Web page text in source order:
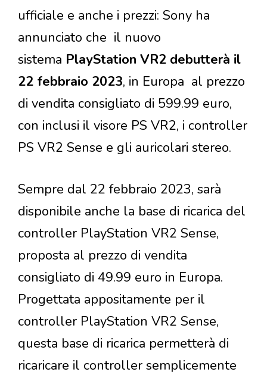
ufficiale e anche i prezzi: Sony ha
annunciato che il nuovo
sistema PlayStation VR2 debutterà il
22 febbraio 2023, in Europa al prezzo
di vendita consigliato di 599.99 euro,
con inclusi il visore PS VR2, i controller
PS VR2 Sense e gli auricolari stereo.
Sempre dal 22 febbraio 2023, sarà
disponibile anche la base di ricarica del
controller PlayStation VR2 Sense,
proposta al prezzo di vendita
consigliato di 49.99 euro in Europa.
Progettata appositamente per il
controller PlayStation VR2 Sense,
questa base di ricarica permetterà di
ricaricare il controller semplicemente